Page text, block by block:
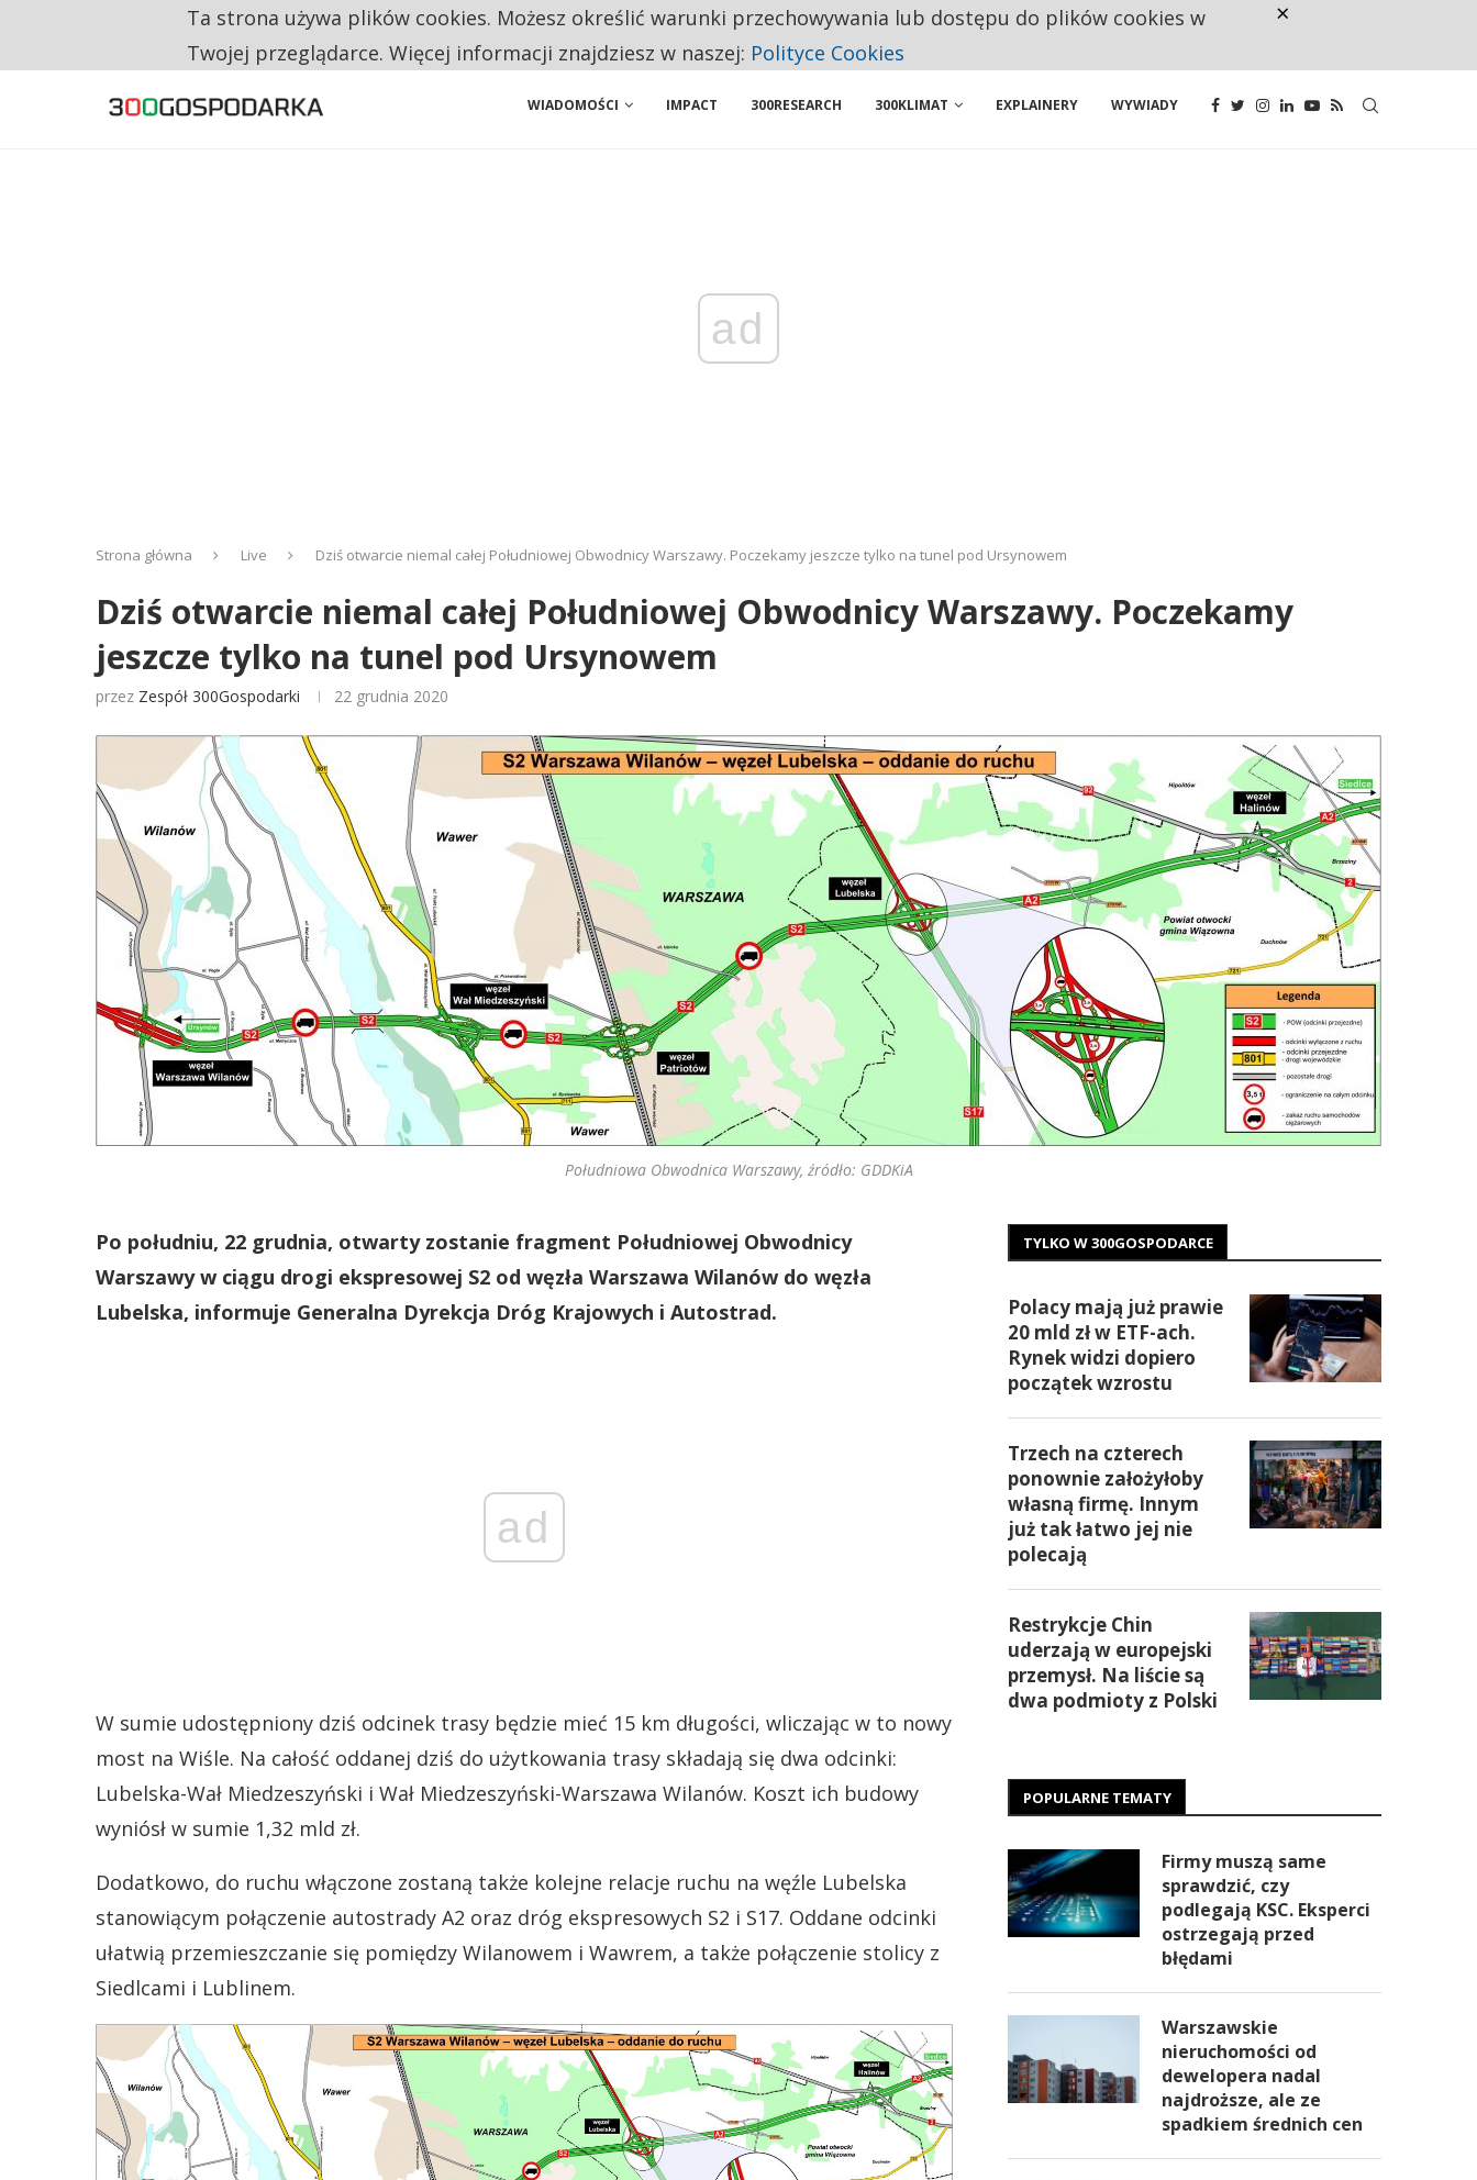
RESTRYKCJE CHIN UDERZAJĄ W EUROPEJSKI PRZEMYSŁ. NA LIŚCIE SĄ DWA PODMIOTY Z POLSKI
WIADOMOŚCI IMPACT 300RESEARCH 300KLIMAT EXPLAINERY WYWIADY
ad
Strona główna Live Dziś otwarcie niemal całej Południowej Obwodnicy Warszawy. Poczekamy jeszcze tylko na tunel pod Ursynowem
Dziś otwarcie niemal całej Południowej Obwodnicy Warszawy. Poczekamy
jeszcze tylko na tunel pod Ursynowem
przez Zespół 300Gospodarki 22 grudnia 2020
Południowa Obwodnica Warszawy, źródło: GDDKiA
Po południu, 22 grudnia, otwarty zostanie fragment Południowej Obwodnicy
Warszawy w ciągu drogi ekspresowej S2 od węzła Warszawa Wilanów do węzła
Lubelska, informuje Generalna Dyrekcja Dróg Krajowych i Autostrad.
ad
W sumie udostępniony dziś odcinek trasy będzie mieć 15 km długości, wliczając w to nowy
most na Wiśle. Na całość oddanej dziś do użytkowania trasy składają się dwa odcinki:
Lubelska-Wał Miedzeszyński i Wał Miedzeszyński-Warszawa Wilanów. Koszt ich budowy
wyniósł w sumie 1,32 mld zł.
Dodatkowo, do ruchu włączone zostaną także kolejne relacje ruchu na węźle Lubelska
stanowiącym połączenie autostrady A2 oraz dróg ekspresowych S2 i S17. Oddane odcinki
ułatwią przemieszczanie się pomiędzy Wilanowem i Wawrem, a także połączenie stolicy z
Siedlcami i Lublinem.
TYLKO W 300GOSPODARCE
Polacy mają już prawie
20 mld zł w ETF-ach.
Rynek widzi dopiero
początek wzrostu
Trzech na czterech
ponownie założyłoby
własną firmę. Innym
już tak łatwo jej nie
polecają
Restrykcje Chin
uderzają w europejski
przemysł. Na liście są
dwa podmioty z Polski
POPULARNE TEMATY
Firmy muszą same
sprawdzić, czy
podlegają KSC. Eksperci
ostrzegają przed
błędami
Warszawskie
nieruchomości od
dewelopera nadal
najdroższe, ale ze
spadkiem średnich cen
Ta strona używa plików cookies. Możesz określić warunki przechowywania lub dostępu do plików cookies w
Twojej przeglądarce. Więcej informacji znajdziesz w naszej: Polityce Cookies
×